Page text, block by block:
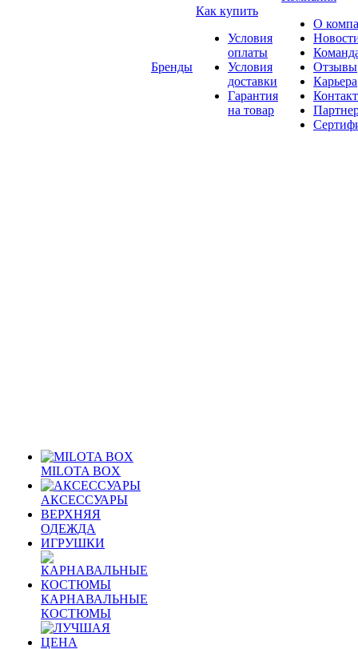
MILOTA BOX
АКСЕССУАРЫ
ВЕРХНЯЯ
ОДЕЖДА
ИГРУШКИ
КАРНАВАЛЬНЫЕ
КОСТЮМЫ
Бренды
Как купить
Условия
оплаты
Условия
доставки
Гарантия
на товар
О
Отзывы
Карьера